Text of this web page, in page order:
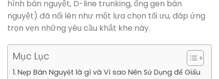
hình bán nguyệt, D-line trunking, ống gen bán
nguyệt) đã nổi lên như một lựa chọn tối ưu, đáp ứng
trọn vẹn những yêu cầu khắt khe này.
Mục Lục
Nẹp Bán Nguyệt là gì và Vì sao Nên Sử Dụng để Giấu